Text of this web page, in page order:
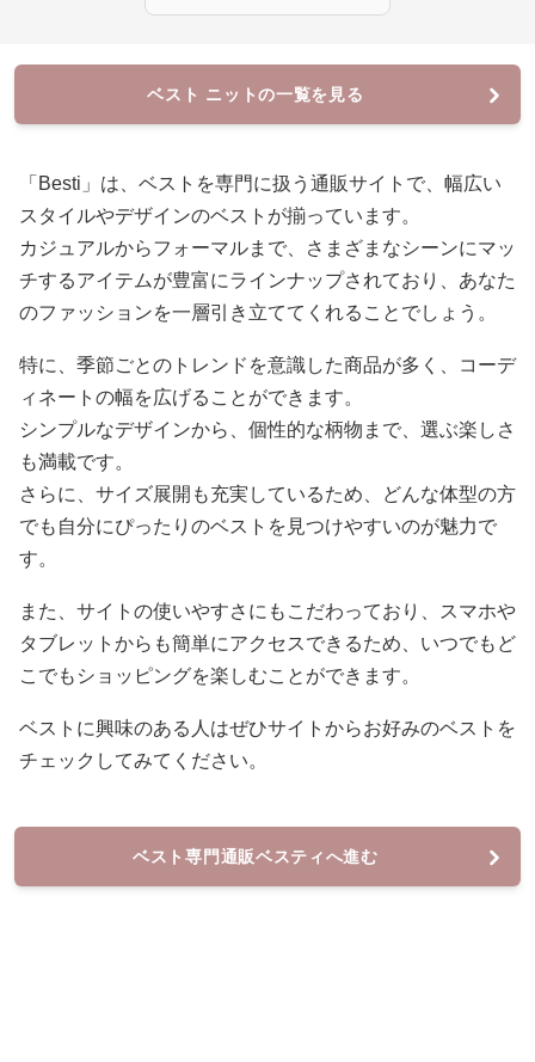
ベスト ニットの一覧を見る
「Besti」は、ベストを専門に扱う通販サイトで、幅広い
スタイルやデザインのベストが揃っています。
カジュアルからフォーマルまで、さまざまなシーンにマッ
チするアイテムが豊富にラインナップされており、あなた
のファッションを一層引き立ててくれることでしょう。
特に、季節ごとのトレンドを意識した商品が多く、コーデ
ィネートの幅を広げることができます。
シンプルなデザインから、個性的な柄物まで、選ぶ楽しさ
も満載です。
さらに、サイズ展開も充実しているため、どんな体型の方
でも自分にぴったりのベストを見つけやすいのが魅力で
す。
また、サイトの使いやすさにもこだわっており、スマホや
タブレットからも簡単にアクセスできるため、いつでもど
こでもショッピングを楽しむことができます。
ベストに興味のある人はぜひサイトからお好みのベストを
チェックしてみてください。
ベスト専門通販ベスティへ進む